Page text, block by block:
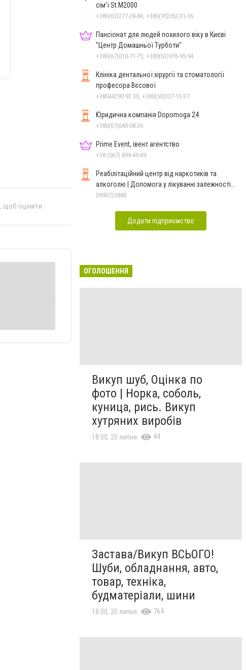
, щоб оцінити
сім'ї St.М2000
+380(63)277-28-84, +380(95)052-31-36
Пансіонат для людей похилого віку в Києві
"Центр Домашньої Турботи"
+380(67)010-71-75, +380(63)976-95-94
Клініка дентальної хірургії та стоматології
професора Вєсової
+38044290 92 30, +380(50)337-13-37
Юридична компанія Dopomoga 24
+380(67)640-08-36
Prime Event, івент агентство
+38 (067) 899-49-49
Реабілітаційний центр від наркотиків та
алкоголю | Допомога у лікуванні залежності
ReaLife
0990723888
Додати підприємство
ОГОЛОШЕННЯ
Викуп шуб, Оцінка по
фото | Норка, соболь,
куница, рись. Викуп
хутряних виробів
18:00, 20 липня 44
Застава/Викуп ВСЬОГО!
Шуби, обладнання, авто,
товар, техніка,
будматеріали, шини
18:00, 20 липня 764